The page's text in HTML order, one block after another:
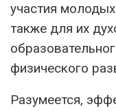
участия
также для их
физического
Разумеется,